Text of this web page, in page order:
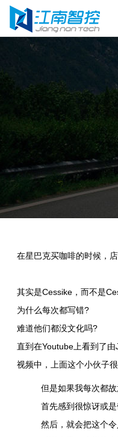
在星巴克买咖啡的时候，
其实是Cessike，而不是
为什么每次都写错?
难道他们都没文化吗?
直到在Youtube上看到了
视频中，上面这个小伙子
但是如果我每次都
首先感到很惊讶或是
然后，就会把这个